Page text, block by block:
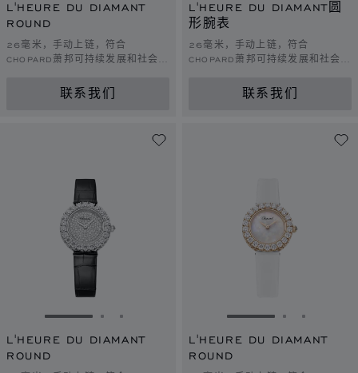
L'HEURE DU DIAMANT
ROUND
26毫米，手动上链，符合
CHOPARD萧邦可持续发展和社会责
联系我们
L'HEURE DU DIAMANT圆
形腕表
26毫米，手动上链，符合
CHOPARD萧邦可持续发展和社会责
联系我们
转到幻灯片 1转到幻灯片 2
转到幻灯片 3
L'HEURE DU DIAMANT
ROUND
转到幻灯片 1转到幻灯
转到幻
L'HEURE DU DIAMANT
ROUND